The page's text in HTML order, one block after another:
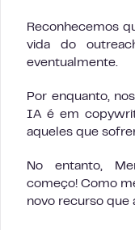
Reconhecemos
vida do
eventualmente.
Por enquanto,
IA é em
aqueles que
No entanto,
começo! Como
novo recurso que